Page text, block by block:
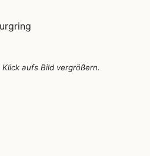
aufs Bild vergrößern.